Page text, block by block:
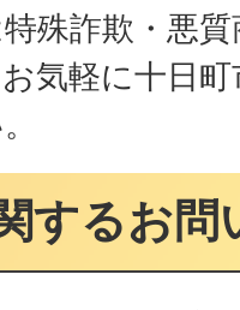
殊詐欺・悪
気軽に十日
するお問